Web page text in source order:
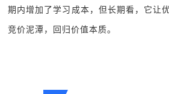
期内增加了学习成本，但长期看，它让
竞价泥潭，回归价值本质。